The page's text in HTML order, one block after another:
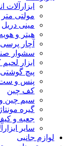
ابزارآلات
مولتی متر
مینی دریل
هیتر و هویه
آچار پرسی
سشوار
ابزار
پیچ گوشتی
پنس و ست
کف چین
سیم چین
گیره
جعبه و کیف
سایر
لوازم جانبی